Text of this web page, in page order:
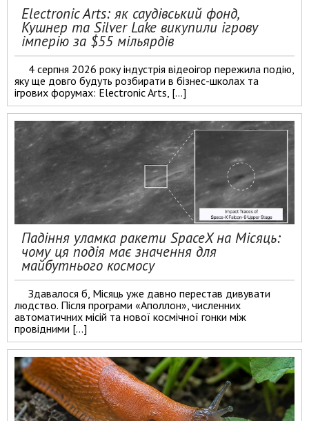
Electronic Arts: як саудівський фонд,
Кушнер та Silver Lake викупили ігрову
імперію за $55 мільярдів
4 серпня 2026 року індустрія відеоігор пережила подію,
яку ще довго будуть розбирати в бізнес-школах та
ігрових форумах: Electronic Arts, […]
Падіння уламка ракети SpaceX на Місяць:
чому ця подія має значення для
майбутнього космосу
Здавалося б, Місяць уже давно перестав дивувати
людство. Після програми «Аполлон», численних
автоматичних місій та нової космічної гонки між
провідними […]